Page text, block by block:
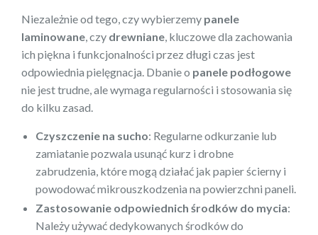
Niezależnie od tego, czy wybierzemy panele
laminowane , czy drewniane , kluczowe dla zachowania
ich piękna i funkcjonalności przez długi czas jest
odpowiednia pielęgnacja. Dbanie o panele podłogowe
nie jest trudne, ale wymaga regularności i stosowania się
do kilku zasad.
Czyszczenie na sucho: Regularne odkurzanie lub
zamiatanie pozwala usunąć kurz i drobne
zabrudzenia, które mogą działać jak papier ścierny i
powodować mikrouszkodzenia na powierzchni paneli.
Zastosowanie odpowiednich środków do mycia:
Należy używać dedykowanych środków do